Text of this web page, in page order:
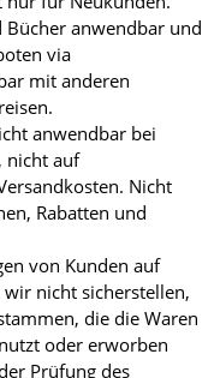
anwendbar und
via
mit anderen
anwendbar bei
nicht auf
Nicht
Rabatten und
von Kunden auf
nicht sicherstellen,
die die Waren
oder erworben
Prüfung des